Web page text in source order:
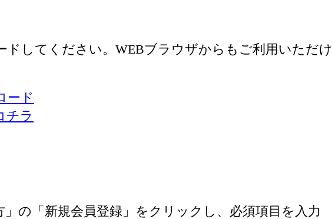
ドしてください。WEBブラウザからもご利用いただけ
ード
チラ
」の「新規会員登録」をクリックし、必須項目を入力